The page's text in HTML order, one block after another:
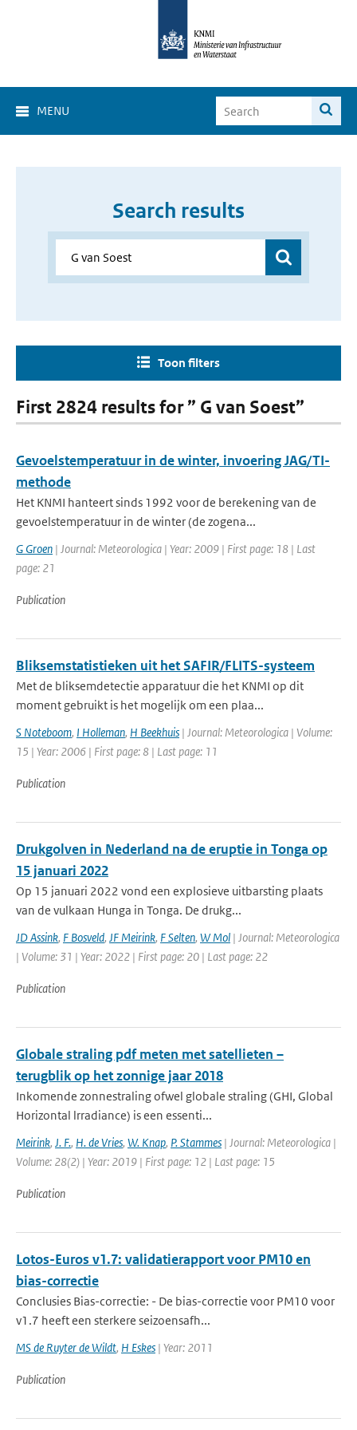
MENU
Search results
Toon filters
First 2824 results for ” G van Soest”
Gevoelstemperatuur in de winter, invoering JAG/TI-
methode
Het KNMI hanteert sinds 1992 voor de berekening van de
gevoelstemperatuur in de winter (de zogena...
G Groen | Journal: Meteorologica | Year: 2009 | First page: 18 | Last
page: 21
Publication
Bliksemstatistieken uit het SAFIR/FLITS-systeem
Met de bliksemdetectie apparatuur die het KNMI op dit
moment gebruikt is het mogelijk om een plaa...
S Noteboom, I Holleman, H Beekhuis | Journal: Meteorologica | Volume:
15 | Year: 2006 | First page: 8 | Last page: 11
Publication
Drukgolven in Nederland na de eruptie in Tonga op
15 januari 2022
Op 15 januari 2022 vond een explosieve uitbarsting plaats
van de vulkaan Hunga in Tonga. De drukg...
JD Assink, F Bosveld, JF Meirink, F Selten, W Mol | Journal: Meteorologica
| Volume: 31 | Year: 2022 | First page: 20 | Last page: 22
Publication
Globale straling pdf meten met satellieten –
terugblik op het zonnige jaar 2018
Inkomende zonnestraling ofwel globale straling (GHI, Global
Horizontal lrradiance) is een essenti...
Meirink, J. F., H. de Vries, W. Knap, P. Stammes | Journal: Meteorologica |
Volume: 28(2) | Year: 2019 | First page: 12 | Last page: 15
Publication
Lotos-Euros v1.7: validatierapport voor PM10 en
bias-correctie
Conclusies Bias-correctie: - De bias-correctie voor PM10 voor
v1.7 heeft een sterkere seizoensafh...
MS de Ruyter de Wildt, H Eskes | Year: 2011
Publication